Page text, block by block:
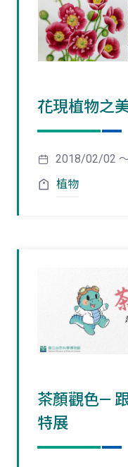
花現植物之
2018/02/02
植物
茶顏觀色—
特展